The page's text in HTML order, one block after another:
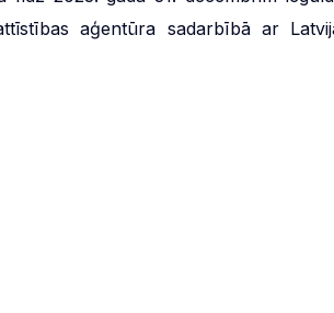
aģentūra sadarbībā ar